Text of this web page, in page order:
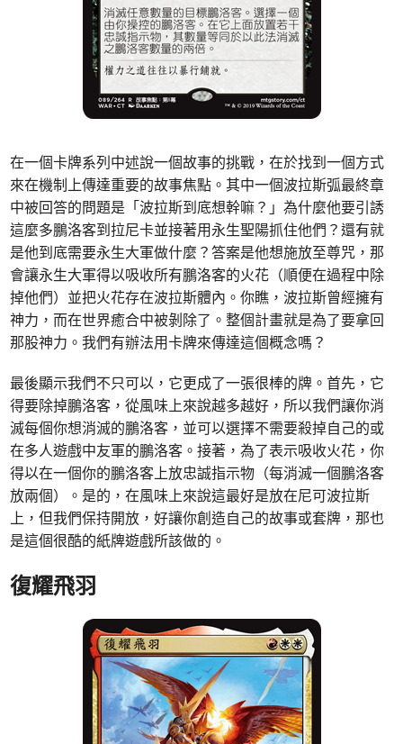
在一個卡牌系列中述說一個故事的挑戰，在於找到一個方式
來在機制上傳達重要的故事焦點。其中一個波拉斯弧最終章
中被回答的問題是「波拉斯到底想幹嘛？」為什麼他要引誘
這麼多鵬洛客到拉尼卡並接著用永生聖陽抓住他們？還有就
是他到底需要永生大軍做什麼？答案是他想施放至尊咒，那
會讓永生大軍得以吸收所有鵬洛客的火花（順便在過程中除
掉他們）並把火花存在波拉斯體內。你瞧，波拉斯曾經擁有
神力，而在世界癒合中被剝除了。整個計畫就是為了要拿回
那股神力。我們有辦法用卡牌來傳達這個概念嗎？
最後顯示我們不只可以，它更成了一張很棒的牌。首先，它
得要除掉鵬洛客，從風味上來說越多越好，所以我們讓你消
滅每個你想消滅的鵬洛客，並可以選擇不需要殺掉自己的或
在多人遊戲中友軍的鵬洛客。接著，為了表示吸收火花，你
得以在一個你的鵬洛客上放忠誠指示物（每消滅一個鵬洛客
放兩個）。是的，在風味上來說這最好是放在尼可波拉斯
上，但我們保持開放，好讓你創造自己的故事或套牌，那也
是這個很酷的紙牌遊戲所該做的。
復耀飛羽